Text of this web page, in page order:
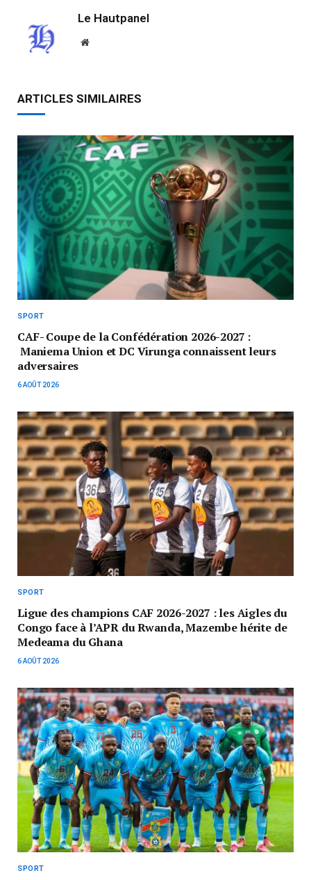
Le Hautpanel
Website
ARTICLES SIMILAIRES
SPORT
CAF- Coupe de la Confédération 2026-2027 :
Maniema Union et DC Virunga connaissent leurs
adversaires
6 AOÛT 2026
SPORT
Ligue des champions CAF 2026-2027 : les Aigles du
Congo face à l’APR du Rwanda, Mazembe hérite de
Medeama du Ghana
6 AOÛT 2026
SPORT